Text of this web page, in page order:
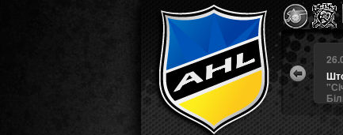
25.07.26 (ШАЛ)
4
4
Крижинка
26.07.26 (ШАЛ)
3
БЕРКУТ
1
Альянс